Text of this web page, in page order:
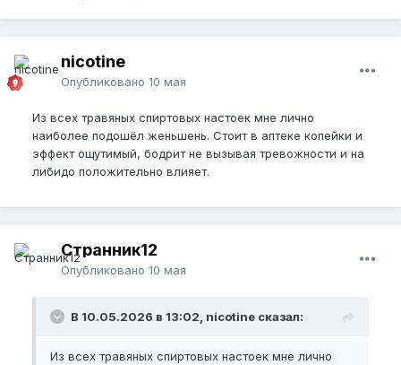
nicotine
Опубликовано 10 мая
Из всех травяных спиртовых настоек мне лично
наиболее подошёл женьшень. Стоит в аптеке копейки и
эффект ощутимый, бодрит не вызывая тревожности и на
либидо положительно влияет.
Странник12
Опубликовано 10 мая
В 10.05.2026 в 13:02, nicotine сказал:
Из всех травяных спиртовых настоек мне лично